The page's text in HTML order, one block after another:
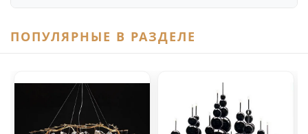
ПОПУЛЯРНЫЕ В РАЗДЕЛЕ